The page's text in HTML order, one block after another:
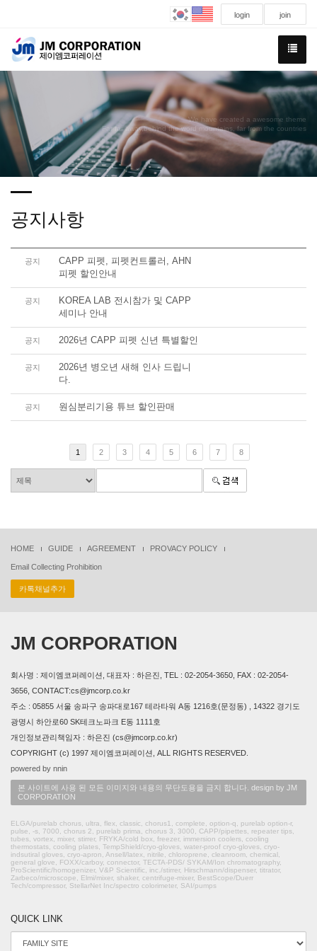
login join
We have created a awesome theme
Far far away,behind the word mountains, far from the countries
공지사항
공지
CAPP 피펫, 피펫컨트롤러, AHN
피펫 할인안내
공지
KOREA LAB 전시참가 및 CAPP
세미나 안내
공지 2026년 CAPP 피펫 신년 특별할인
공지
2026년 병오년 새해 인사 드립니
다.
공지 원심분리기용 튜브 할인판매
1 2 3 4 5 6 7 8
HOME GUIDE AGREEMENT PROVACY POLICY
Email Collecting Prohibition
카톡채널추가
JM CORPORATION
회사명 : 제이엠코퍼레이션, 대표자 : 하은진, TEL : 02-2054-3650, FAX : 02-2054-
3656, CONTACT:cs@jmcorp.co.kr
주소 : 05855 서울 송파구 송파대로167 테라타워 A동 1216호(문정동) , 14322 경기도
광명시 하안로60 SK테크노파크 E동 1111호
개인정보관리책임자 : 하은진 (cs@jmcorp.co.kr)
COPYRIGHT (c) 1997 제이엠코퍼레이션, ALL RIGHTS RESERVED.
powered by nnin
본 사이트에 사용 된 모든 이미지와 내용의 무단도용을 금지 합니다. design by JM
CORPORATION
ELGA/purelab chorus, ultra, flex, classic, chorus1, complete, option-q, purelab option-r,
pulse, -s, 7000, chorus 2, purelab prima, chorus 3, 3000, CAPP/pipettes, repeater tips,
tubes, vortex, mixer, stirrer, FRYKA/cold box, freezer, immersion coolers, cooling
thermostats, cooling plates, TempShield/cryo-gloves, water-proof cryo-gloves, cryo-
indsutiral gloves, cryo-apron, Ansell/latex, nitrile, chloroprene, cleanroom, chemical,
general glove, FOXX/carboy, connector, TECTA-PDS/ SYKAM/Ion chromatography,
ProScientific/homogenizer, V&P Scientific, inc./stirrer, Hirschmann/dispenser, titrator,
Zarbeco/microscope, Elmi/mixer, shaker, centrifuge-mixer, BestScope/Duerr
Tech/compressor, StellarNet Inc/spectro colorimeter, SAI/pumps
QUICK LINK